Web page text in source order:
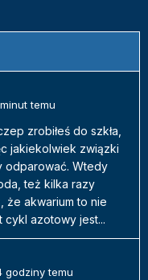
temu
zrobiłeś do szkła,
jakiekolwiek związki
odparować. Wtedy
też kilka razy
że akwarium to nie
cykl azotowy jest...
godziny temu